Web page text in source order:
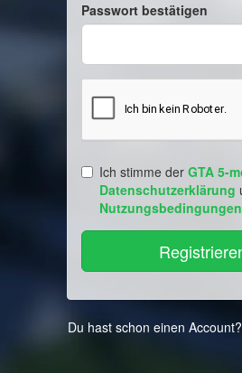
Passwort bestätigen
Ich stimme der GTA 5-
Datenschutzerklärung
Nutzungsbedingungen
Du hast schon einen Account?